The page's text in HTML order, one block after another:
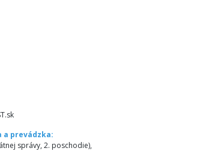
a prevádzka:
správy, 2. poschodie),